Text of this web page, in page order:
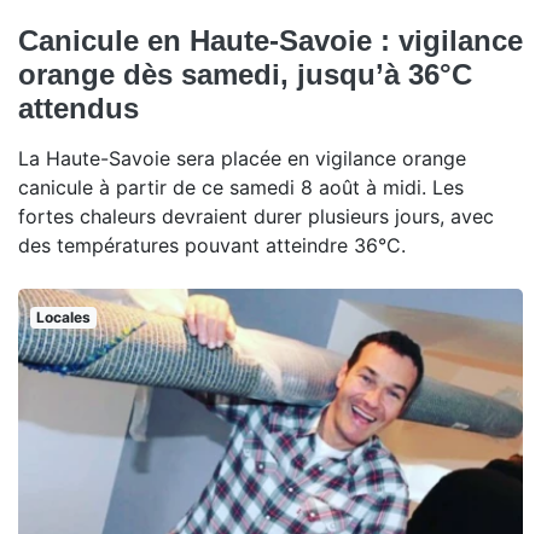
Canicule en Haute-Savoie : vigilance
orange dès samedi, jusqu’à 36°C
attendus
La Haute-Savoie sera placée en vigilance orange
canicule à partir de ce samedi 8 août à midi. Les
fortes chaleurs devraient durer plusieurs jours, avec
des températures pouvant atteindre 36°C.
Locales